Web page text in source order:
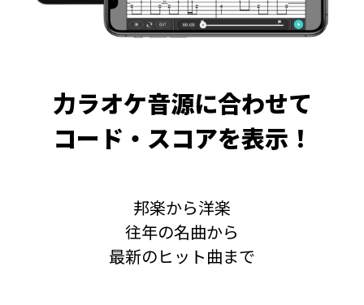
力ラオケ音源に合わせて
コード・スコアを表示！
邦楽から洋楽
往年の名曲から
最新のヒット曲まで